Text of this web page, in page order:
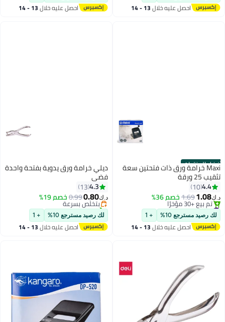
احصل عليه خلال 13 - 14 احصل عليه خلال 13 - 14
أفضل المنتجات
Maxi خرامة ورق ذات فتحتين سعة
تثقيب 25 ورقة
4.4
10
د.ك‏1.08
1.69خصم 36%
#1 في الدبّاسات وخرامات الورق
أقل سعر في 30 يوم
تم بيع +30 مؤخرًا
#1 في الدبّاسات وخرامات الورق
لك رصيد مسترجع 10% + 1
احصل عليه خلال 13 - 14
ديلي خرامة ورق يدوية بفتحة واحدة
فضي
4.3
13
د.ك‏0.80
0.99خصم 19%
#2 في الدبّاسات وخرامات الورق
أقل سعر في 7 يوم
بتخلّص بسرعة
تم بيع +20 مؤخرًا
#2 في الدبّاسات وخرامات الورق
لك رصيد مسترجع 10% + 1
احصل عليه خلال 13 - 14